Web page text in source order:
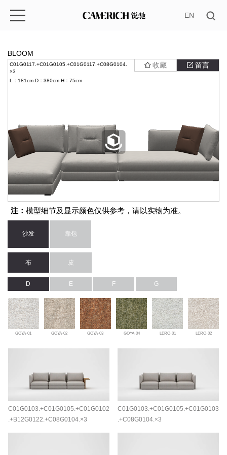
EN
BLOOM
C01G0117.+C01G0105.+C01G0117.+C08G0104.
×3
收藏 留言
L：181cm D：380cm H：75cm
注： 模型细节及显示颜色仅供参考，请以实物为准。
沙发 靠包
布 皮
D E F G
GOYA-01 GOYA-02 GOYA-03 GOYA-04 LERO-01 LERO-02
C01G0103.+C01G0105.+C01G0102
.+B12G0122.+C08G0104.×3
C01G0103.+C01G0105.+C01G0103
.+C08G0104.×3